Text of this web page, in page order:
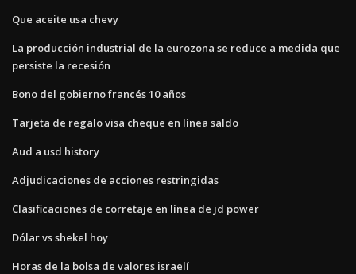
Que aceite usa chevy
La producción industrial de la eurozona se reduce a medida que
persiste la recesión
Bono del gobierno francés 10 años
Tarjeta de regalo visa cheque en línea saldo
Aud a usd history
Adjudicaciones de acciones restringidas
Clasificaciones de corretaje en línea de jd power
Dólar vs shekel hoy
Horas de la bolsa de valores israelí